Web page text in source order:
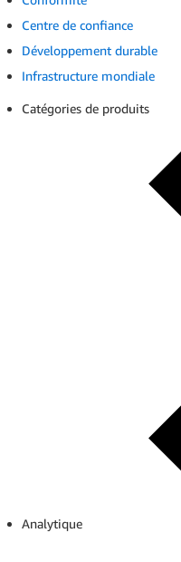
Centre de confiance
Développement durable
Infrastructure mondiale
Catégories de produits
Analytique